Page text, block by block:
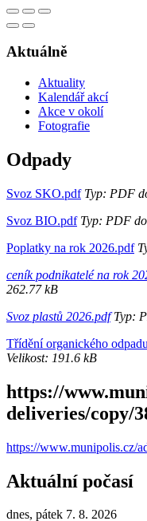
Aktuálně
Aktuality
Kalendář akcí
Akce v okolí
Fotografie
Odpady
Svoz SKO.pdfTyp: PDF
Svoz BIO.pdfTyp: PDF
Poplatky na rok 2026.pdf
ceník podnikatelé na rok
262.77 kB
Svoz plastů 2026.pdfTyp:
Třídění organického
Velikost: 191.6 kB
https://
deliveries/copy/
https://www.munipolis.cz/
Aktuální počasí
dnes, pátek 7. 8. 2026